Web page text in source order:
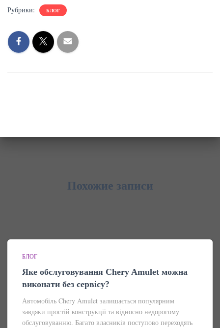
Рубрики: БЛОГ
Похожие записи
БЛОГ
Яке обслуговування Chery Amulet можна
виконати без сервісу?
Автомобіль Chery Amulet залишається популярним
завдяки простій конструкції та відносно недорогому
обслуговуванню. Багато власників поступово переходять